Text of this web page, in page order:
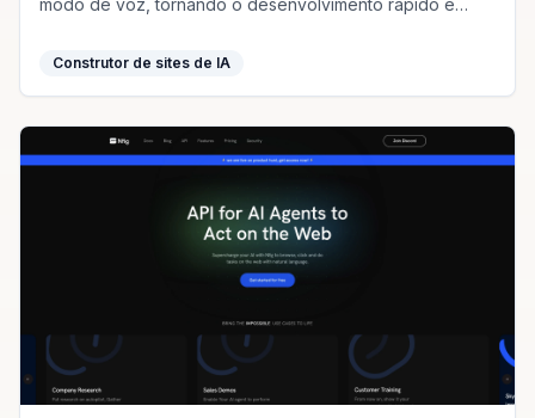
Construtor de sites de IA